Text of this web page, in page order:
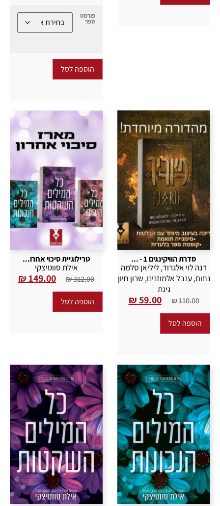
פורמט
ספר
הוספה לסל
סדרת הוויקינגים 1 - ...
דנה לוי אלגרוד,ליליאן סלמה
נחום,ענבל אלמוזנינו, שרון חיון
גינת
₪110.00
₪59.00
הוספה לסל
טרילוגיית סיכוי אחרו...
אילת סווטיצקי
₪312.00
₪149.00
הוספה לסל